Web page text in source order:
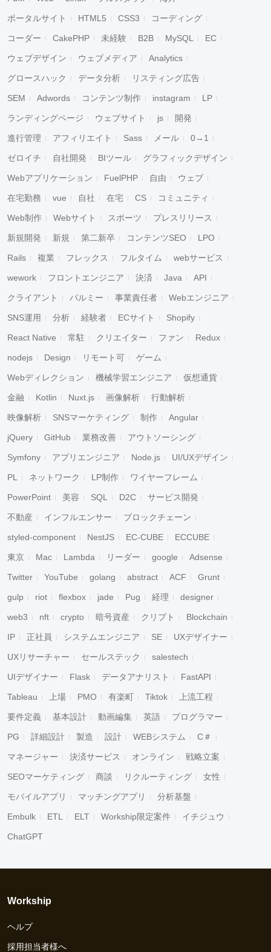
ポータルサイト HTML5 CSS3 コーディング
コーダー CakePHP 未経験 B2B MySQL EC
ウェブデザイン ウェブメディア Analytics
グロースハック データ分析 リスティング広告
SEM Adwords コンテンツ制作 instagram LP
ランディングページ ウェブサイト js 開発
進行管理 アフィリエイト Sass メール 0→1
ゼロイチ 自社開発 BIツール グラフィックデザイン
Webアプリケーション FuelPHP 自由 ウェブ
在宅勤務 vue 自社 在宅 CS コミュニティ
Web制作 Webサイト スポーツ プレスリリース
新規開発 新規 第二新卒 コンテンツSEO LPO
Rails 複業 フレックス フルタイム webサービス
wework フロントエンジニア 決済 Java API
クライアント パルミー 事業責任者 Webエンジニア
SNS運用 分析 経験者 ECサイト Shopify
React Native 常駐 クリエイター ファン Redux
nodejs Design リモート可 ゲーム
Webディレクション 機械学習エンジニア 仮想通貨
金融 Kotlin Nuxt.js 画像解析 行動解析
映像解析 SNSマーケティング 制作 Angular
jQuery GitHub 業務改善 アウトソーシング
Symfony アプリエンジニア Node.js UI/UXデザイン
PL ネットワーク LP制作 ワイヤーフレーム
PowerPoint 美容 SQL D2C サービス開発
不動産 インフルエンサー ブロックチェーン
styled-component NestJS EC-CUBE ECCUBE
東京 Mac Lambda リーダー google Adsense
Twitter YouTube golang abstract ACF Grunt
gulp riot flexbox jade Pug 経理 designer
web3 nft crypto 暗号資産 クリプト Blockchain
IP 正社員 システムエンジニア SE UXデザイナー
UXリサーチャー セールステック salestech
UIデザイナー Flask データアナリスト FastAPI
Tableau 上場 PMO 有楽町 Tiktok 上流工程
要件定義 基本設計 動画編集 英語 プログラマー
PG 詳細設計 製造 設計 WEBシステム C＃
マネージャー 決済サービス オンライン 戦略立案
SEOマーケティング 商談 リクルーティング 女性
モバイルアプリ マッチングアプリ 分析基盤
Embulk ETL ELT Workship限定案件 イチジュウ
ChatGPT
Workship
ヘルプ
採用担当者様へ